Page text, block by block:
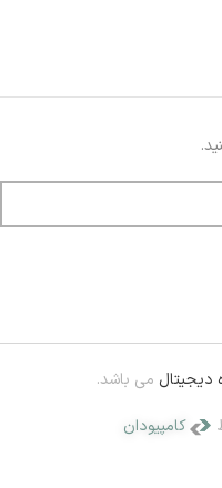
دیجیتال می باشد.
کامپیودان